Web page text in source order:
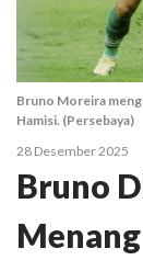
Bruno Moreira
Hamisi. (Persebaya)
28 Desember 2025
Bruno
Menang